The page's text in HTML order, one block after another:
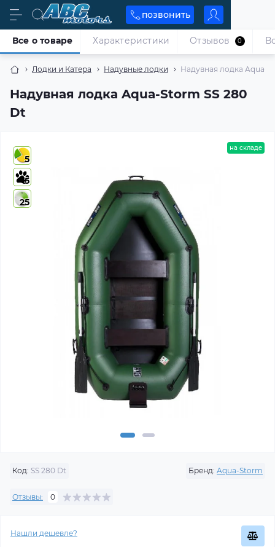
позвонить
Лодки и Катера Надувные лодки Надувная лодка Aqua-
Надувная лодка Aqua-Storm SS 280
Dt
Все о товаре Характеристики Отзывов 0
5
5
25
на складе
Код: SS 280 Dt Бренд: Aqua-Storm
Отзывы: 0
Нашли дешевле?